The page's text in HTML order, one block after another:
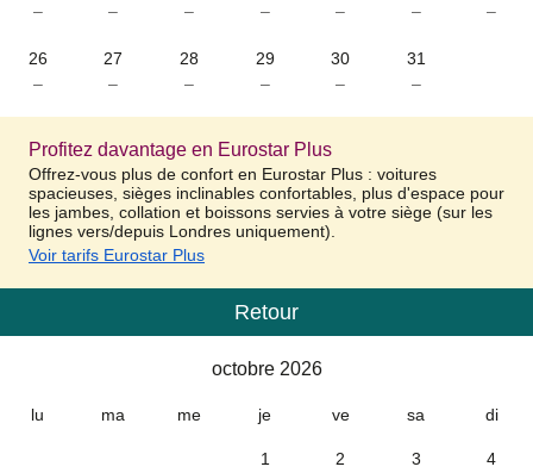
–
–
–
–
–
–
–
26
–
27
–
28
–
29
–
30
–
31
–
Profitez davantage en Eurostar Plus
Offrez-vous plus de confort en Eurostar Plus : voitures
spacieuses, sièges inclinables confortables, plus d'espace pour
les jambes, collation et boissons servies à votre siège (sur les
lignes vers/depuis Londres uniquement).
Voir tarifs Eurostar Plus
Calendrier
Retour
octobre 2026
lu ma me je ve sa di
1
2
3
4